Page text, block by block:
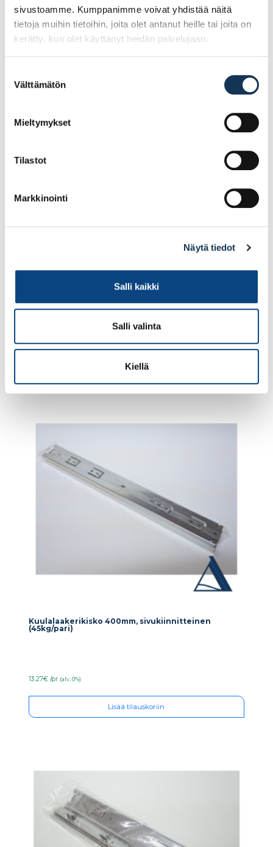
sivustoamme. Kumppanimme voivat yhdistää näitä
tietoja muihin tietoihin, joita olet antanut heille tai joita on
kerätty, kun olet käyttänyt heidän palvelujaan.
valinta
Välttämätön
Mieltymykset
Tilastot
Markkinointi
Näytä tiedot
Salli kaikki
Salli valinta
Kiellä
Lisää tilauskoriin
Kuulalaakerikisko 350mm,
Kuulalaakerikisko 400mm, sivukiinnitteinen
(45kg/pari)
13.27€ /pr (alv. 0%)
Lisää tilauskoriin